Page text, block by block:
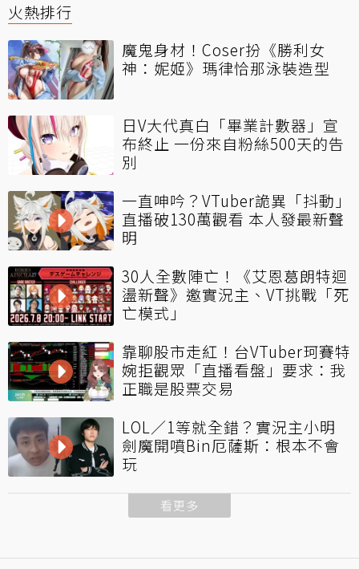
火熱排行
魔鬼身材！Coser扮《勝利女
神：妮姬》瑪律恰那泳裝造型
日V大代真白「畢業計數器」宣
布終止 一份來自粉絲500天的告
別
一直呻吟？VTuber詭異「抖動」
直播破130萬觀看 本人發最新聲
明
30人全數陣亡！《艾恩葛朗特迴
盪新聲》邀實況主、VT挑戰「死
亡模式」
靠聊股市走紅！台VTuber珂賽特
婉拒觀眾「直播看盤」要求：我
正職是股票交易
LOL／1等就全錯？實況主小明
劍魔開噴Bin厄薩斯：根本不會
玩
看更多